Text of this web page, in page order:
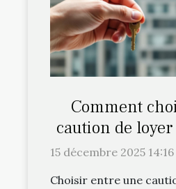
Comment
caution de
et compte
15 décembre 2025 14:16
Choisir entre une